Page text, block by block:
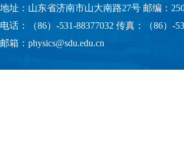
地址：山东省济南市山大南路27号 邮编：
电话：（86）-531-88377032 传真：（86）-
邮箱：physics@sdu.edu.cn